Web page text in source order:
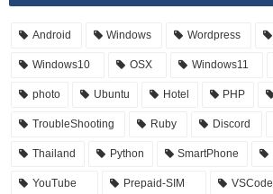
Android Windows Wordpress
Windows10 OSX Windows11
photo Ubuntu Hotel PHP
TroubleShooting Ruby Discord
Thailand Python SmartPhone
YouTube Prepaid-SIM VSCode